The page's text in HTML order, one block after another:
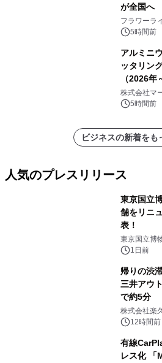
が全国へ
フラワーラ
5時間前
アルミニ
ッタリン
（2026
（0.995、
ートを発表
株式会社マ
5時間前
ビジネスの新着をも
人気のプレスリリース
東京国立
舗をリニ
表！
東京国立博
1日前
帰りの渋
三井アウ
で約5分
メニューを
株式会社楽
12時間前
有線
レス化 「